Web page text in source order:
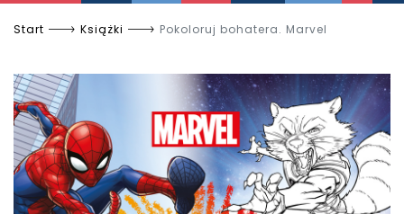
Start Książki Pokoloruj bohatera. Marvel